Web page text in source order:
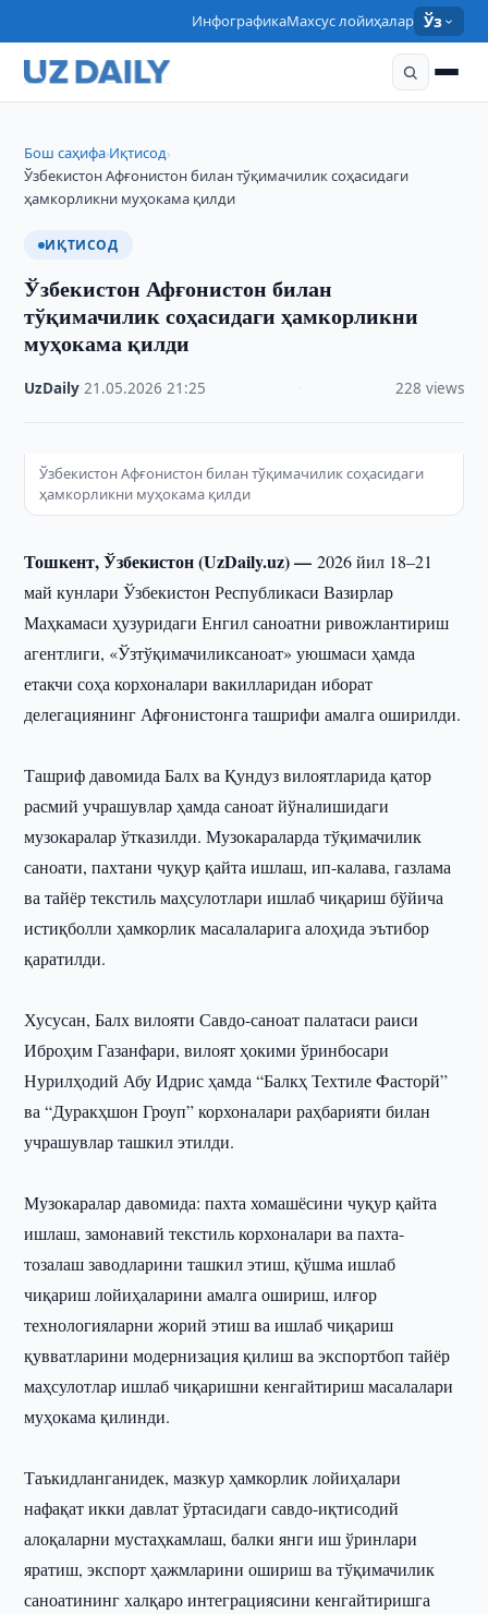
ИнфографикаМахсус лойиҳалар Ўз
Бош саҳифа›Иқтисод›
Ўзбекистон Афғонистон билан тўқимачилик соҳасидаги
ҳамкорликни муҳокама қилди
ИҚТИСОД
Ўзбекистон Афғонистон билан
тўқимачилик соҳасидаги ҳамкорликни
муҳокама қилди
UzDaily ·21.05.2026 ·21:25 228 views
Ўзбекистон Афғонистон билан тўқимачилик соҳасидаги
ҳамкорликни муҳокама қилди
Тошкент, Ўзбекистон (UzDaily.uz) —2026 йил 18–21
май кунлари Ўзбекистон Республикаси Вазирлар
Маҳкамаси ҳузуридаги Енгил саноатни ривожлантириш
агентлиги, «Ўзтўқимачиликсаноат» уюшмаси ҳамда
етакчи соҳа корхоналари вакилларидан иборат
делегациянинг Афғонистонга ташрифи амалга оширилди.
Ташриф давомида Балх ва Қундуз вилоятларида қатор
расмий учрашувлар ҳамда саноат йўналишидаги
музокаралар ўтказилди. Музокараларда тўқимачилик
саноати, пахтани чуқур қайта ишлаш, ип-калава, газлама
ва тайёр текстиль маҳсулотлари ишлаб чиқариш бўйича
истиқболли ҳамкорлик масалаларига алоҳида эътибор
қаратилди.
Хусусан, Балх вилояти Савдо-саноат палатаси раиси
Иброҳим Газанфари, вилоят ҳокими ўринбосари
Нурилҳодий Абу Идрис ҳамда “Балкҳ Техтиле Фасторй”
ва “Дуракҳшон Гроуп” корхоналари раҳбарияти билан
учрашувлар ташкил этилди.
Музокаралар давомида: пахта хомашёсини чуқур қайта
ишлаш, замонавий текстиль корхоналари ва пахта-
тозалаш заводларини ташкил этиш, қўшма ишлаб
чиқариш лойиҳаларини амалга ошириш, илғор
технологияларни жорий этиш ва ишлаб чиқариш
қувватларини модернизация қилиш ва экспортбоп тайёр
маҳсулотлар ишлаб чиқаришни кенгайтириш масалалари
муҳокама қилинди.
Таъкидланганидек, мазкур ҳамкорлик лойиҳалари
нафақат икки давлат ўртасидаги савдо-иқтисодий
алоқаларни мустаҳкамлаш, балки янги иш ўринлари
яратиш, экспорт ҳажмларини ошириш ва тўқимачилик
саноатининг халқаро интеграциясини кенгайтиришга